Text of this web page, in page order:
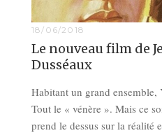
18/06/2018
Le nouveau film de
Dusséaux
Habitant un grand
Tout le « vénère ». Mais ce
prend le dessus sur la réalité